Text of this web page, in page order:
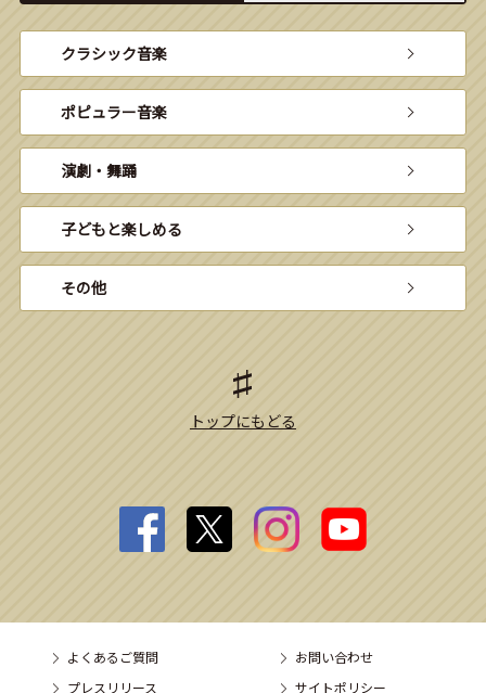
クラシック音楽
ポピュラー音楽
演劇・舞踊
子どもと楽しめる
その他
トップにもどる
よくあるご質問
お問い合わせ
プレスリリース
サイトポリシー